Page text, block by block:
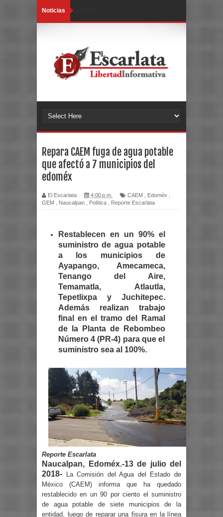
Noticias
Repara CAEM fuga de agua potable
que afectó a 7 municipios del
edoméx
El Escarlata 4:00 p.m. CAEM Edoméx
GEM
Naucalpan Política Reporte Escarlata
Restablecen en un 90% el
suministro de agua potable
a los municipios de
Ayapango, Amecameca,
Tenango del Aire,
Temamatla, Atlautla,
Tepetlixpa y Juchitepec.
Además realizan trabajo
final en el tramo del Ramal
de la Planta de Rebombeo
Número 4 (PR-4) para que el
suministro sea al 100%.
Reporte Escarlata
Naucalpan, Edoméx.-13 de julio del
2018- La Comisión del Agua del Estado de
México (CAEM) informa que ha quedado
restablecido en un 90 por ciento el suministro
de agua potable de siete municipios de la
entidad, luego de reparar una fisura en la línea